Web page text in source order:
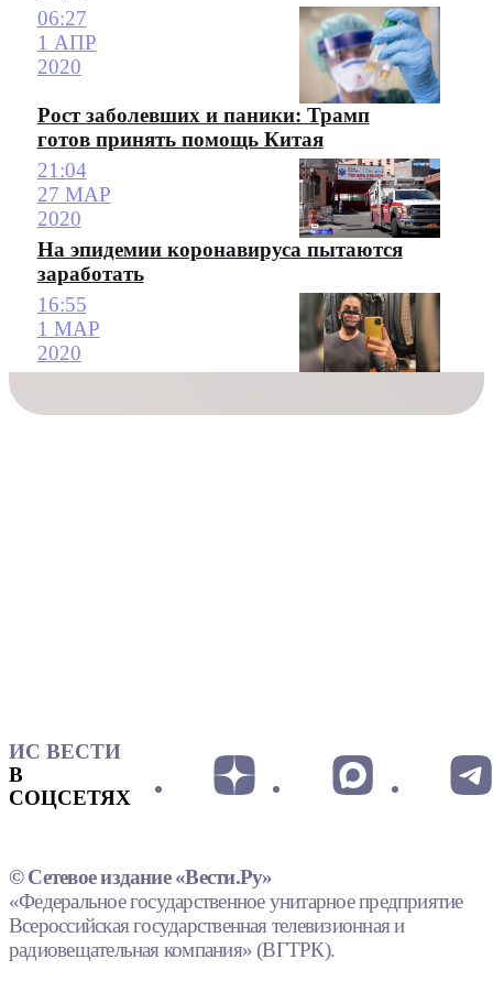
06:27
1 АПР
2020
Рост заболевших и паники: Трамп
готов принять помощь Китая
21:04
27 МАР
2020
На эпидемии коронавируса пытаются
заработать
16:55
1 МАР
2020
ИС ВЕСТИ
В
СОЦСЕТЯХ
© Сетевое издание «Вести.Ру»
«Федеральное государственное унитарное предприятие
Всероссийская государственная телевизионная и
радиовещательная компания» (ВГТРК).